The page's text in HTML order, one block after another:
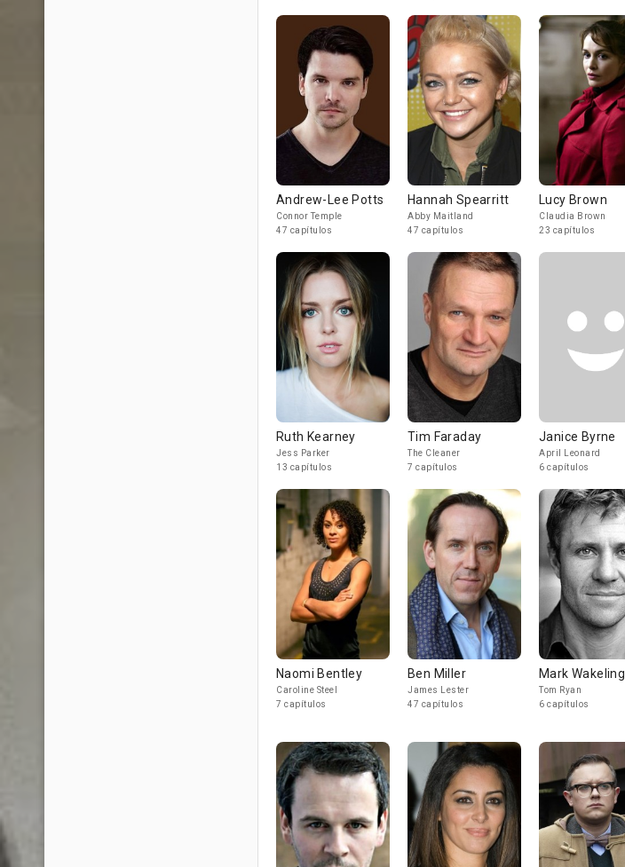
Andrew-Lee Potts
Connor Temple
47 capítulos
Hannah Spearritt
Abby Maitland
47 capítulos
Lucy Brown
Claudia Brown
23 capítulos
Ruth Kearney
Jess Parker
13 capítulos
Tim Faraday
The Cleaner
7 capítulos
Janice Byrne
April Leonard
6 capítulos
Naomi Bentley
Caroline Steel
7 capítulos
Ben Miller
James Lester
47 capítulos
Mark Wakeling
Tom Ryan
6 capítulos